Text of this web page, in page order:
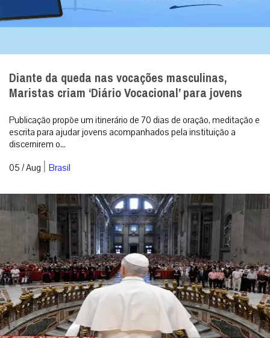
Diante da queda nas vocações masculinas,
Maristas criam ‘Diário Vocacional’ para jovens
Publicação propõe um itinerário de 70 dias de oração, meditação e
escrita para ajudar jovens acompanhados pela instituição a
discernirem o...
05 / Aug | Brasil